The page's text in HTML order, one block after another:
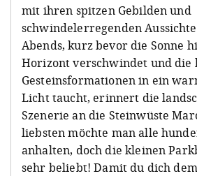
mit ihren spitzen Gebilden und
schwindelerregenden
Abends, kurz bevor die Sonne
Horizont verschwindet und die
Gesteinsformationen in ein
Licht taucht, erinnert die
Szenerie an die Steinwüste
liebsten möchte man alle
anhalten, doch die kleinen
sehr beliebt! Damit du dich